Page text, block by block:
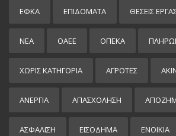
ΕΦΚΑ ΕΠΙΔΌΜΑΤΑ ΘΕΣΕΙΣ
ΝΕΑ ΟΑΕΕ ΟΠΕΚΑ
ΧΩΡΊΣ ΚΑΤΗΓΟΡΊΑ ΑΓΡΟΤΕΣ
ΑΝΕΡΓΙΑ ΑΠΑΣΧΟΛΗΣΗ
ΑΣΦΑΛΙΣΗ ΕΙΣΌΔΗΜΑ ΕΝΟΙΚΙΑ